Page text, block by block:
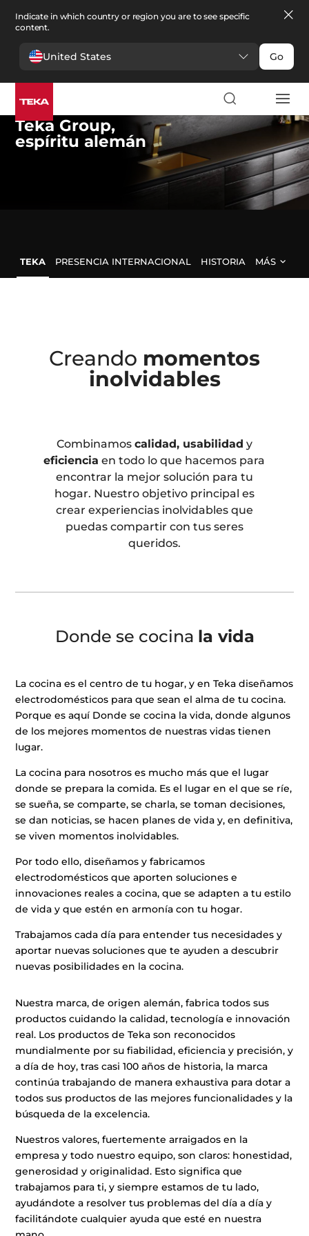
Indicate in which country or region you are to see specific
content.
United States Go
Teka Group,
espíritu alemán
TEKA PRESENCIA INTERNACIONAL HISTORIA MÁS
Creando momentos
inolvidables
Combinamos calidad, usabilidad y
eficiencia en todo lo que hacemos para
encontrar la mejor solución para tu
hogar. Nuestro objetivo principal es
crear experiencias inolvidables que
puedas compartir con tus seres
queridos.
Donde se cocina la vida
La cocina es el centro de tu hogar, y en Teka diseñamos
electrodomésticos para que sean el alma de tu cocina.
Porque es aquí Donde se cocina la vida, donde algunos
de los mejores momentos de nuestras vidas tienen
lugar.
La cocina para nosotros es mucho más que el lugar
donde se prepara la comida. Es el lugar en el que se ríe,
se sueña, se comparte, se charla, se toman decisiones,
se dan noticias, se hacen planes de vida y, en definitiva,
se viven momentos inolvidables.
Por todo ello, diseñamos y fabricamos
electrodomésticos que aporten soluciones e
innovaciones reales a cocina, que se adapten a tu estilo
de vida y que estén en armonía con tu hogar.
Trabajamos cada día para entender tus necesidades y
aportar nuevas soluciones que te ayuden a descubrir
nuevas posibilidades en la cocina.
Nuestra marca, de origen alemán, fabrica todos sus
productos cuidando la calidad, tecnología e innovación
real. Los productos de Teka son reconocidos
mundialmente por su fiabilidad, eficiencia y precisión, y
a día de hoy, tras casi 100 años de historia, la marca
continúa trabajando de manera exhaustiva para dotar a
todos sus productos de las mejores funcionalidades y la
búsqueda de la excelencia.
Nuestros valores, fuertemente arraigados en la
empresa y todo nuestro equipo, son claros: honestidad,
generosidad y originalidad. Esto significa que
trabajamos para ti, y siempre estamos de tu lado,
ayudándote a resolver tus problemas del día a día y
facilitándote cualquier ayuda que esté en nuestra